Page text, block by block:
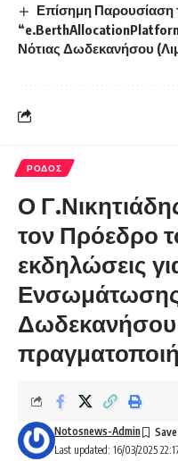
Επίσημη Παρουσίαση
Νότιας Δωδεκανήσου
ΡΟΔΟΣ
Ο
τον Πρόεδρο
εκδηλώσεις
Last updated: 16/03/2025
Notosnews-Admin